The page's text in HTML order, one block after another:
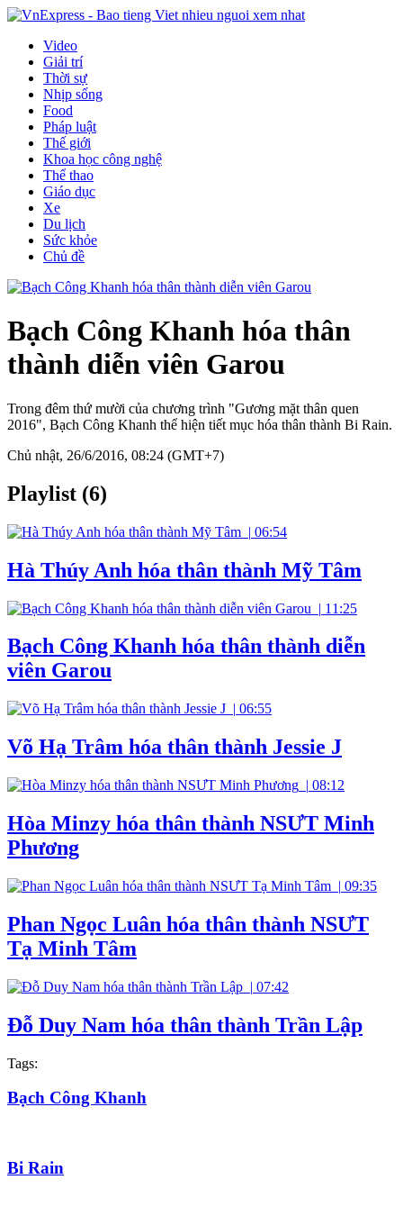
Video
Giải trí
Thời sự
Nhịp sống
Food
Pháp luật
Thế giới
Khoa học công nghệ
Thể thao
Giáo dục
Xe
Du lịch
Sức khỏe
Chủ đề
Bạch Công Khanh hóa thân
thành diễn viên Garou
Trong đêm thứ mười của chương trình "Gương mặt thân quen
2016", Bạch Công Khanh thể hiện tiết mục hóa thân thành Bi Rain.
Chủ nhật, 26/6/2016, 08:24 (GMT+7)
Playlist (6)
| 06:54
Hà Thúy Anh hóa thân thành Mỹ Tâm
| 11:25
Bạch Công Khanh hóa thân thành diễn
viên Garou
| 06:55
Võ Hạ Trâm hóa thân thành Jessie J
| 08:12
Hòa Minzy hóa thân thành NSƯT Minh
Phương
| 09:35
Phan Ngọc Luân hóa thân thành NSƯT
Tạ Minh Tâm
| 07:42
Đỗ Duy Nam hóa thân thành Trần Lập
Tags:
Bạch Công Khanh
Bi Rain